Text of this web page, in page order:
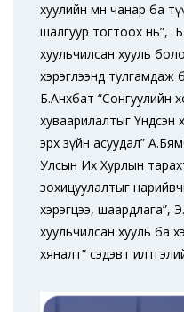
хуулийн мөн чанар ба
шалгуур тогтоох нь”,
хуульчилсан хууль
хэрэглээнд тулгамдаж
Б.Анхбат “Сонгуулийн
хуваарилалтыг Үндсэн
эрх зүйн асуудал”
Улсын Их Хурлын
зохицуулалтыг
хэрэгцээ, шаардлага”,
хуульчилсан хууль ба
хяналт” сэдэвт